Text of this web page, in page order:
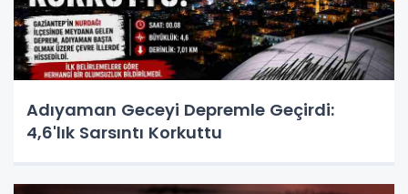
Adıyaman Geceyi Depremle Geçirdi:
4,6'lık Sarsıntı Korkuttu